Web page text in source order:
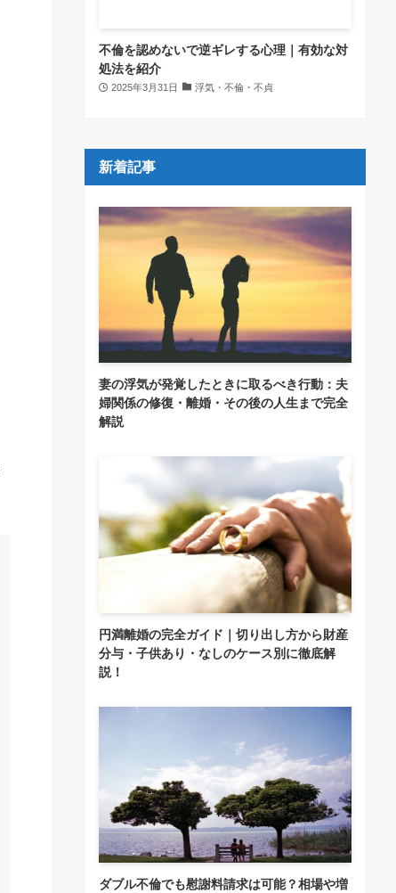
不倫を認めないで逆ギレする心理｜有効な対
処法を紹介
2025年3月31日 浮気・不倫・不貞
新着記事
妻の浮気が発覚したときに取るべき行動：夫
婦関係の修復・離婚・その後の人生まで完全
解説
円満離婚の完全ガイド｜切り出し方から財産
分与・子供あり・なしのケース別に徹底解
説！
ダブル不倫でも慰謝料請求は可能？相場や増